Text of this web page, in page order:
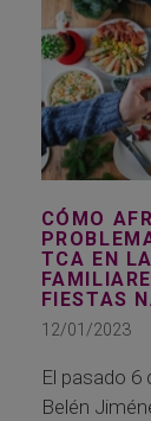
CÓMO
TCA EN
FIESTAS
12/01/2023
El pasado 6
Belén